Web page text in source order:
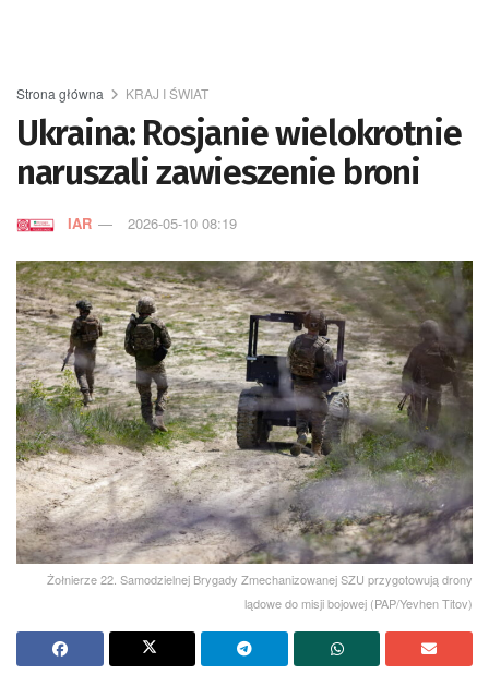
Strona główna KRAJ I ŚWIAT
Ukraina: Rosjanie wielokrotnie
naruszali zawieszenie broni
IAR 2026-05-10 08:19
Żołnierze 22. Samodzielnej Brygady Zmechanizowanej SZU przygotowują drony
lądowe do misji bojowej (PAP/Yevhen Titov)